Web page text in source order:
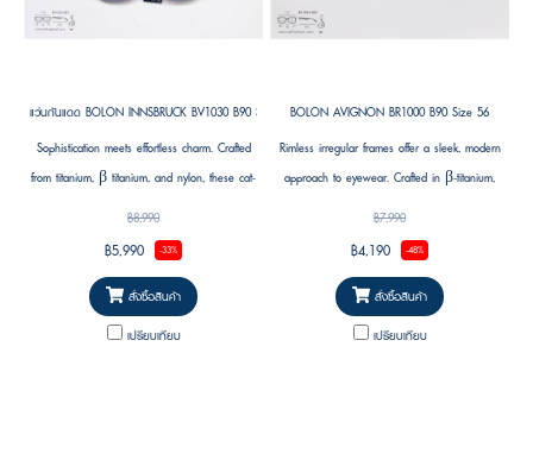
แว่นกันแดด BOLON INNSBRUCK BV1030 B90 Size 58
Sophistication meets effortless charm. Crafted
from titanium, β titanium, and nylon, these cat-
eye frames balance strength with elegance.
The sculpted silhouette evokes a retro glamour
that feels modern and playful at the same
time. Perfect for turning everyday eyewear into
a chic fashion accessory, these frames elevate
฿8,990
฿5,990 -33%
สั่งซื้อสินค้า
เปรียบเทียบ
BOLON AVIGNON BR1000 B90 Size 56
Rimless irregular frames offer a sleek, modern
approach to eyewear. Crafted in β-titanium,
they are ultra-lightweight and comfortable
while maintaining a refined, contemporary
aesthetic. Available in dark gunmetal, light
gold, silver, and brushed gunmetal, these
frames are perfect for those who prefer
฿7,990
฿4,190 -48%
สั่งซื้อสินค้า
เปรียบเทียบ